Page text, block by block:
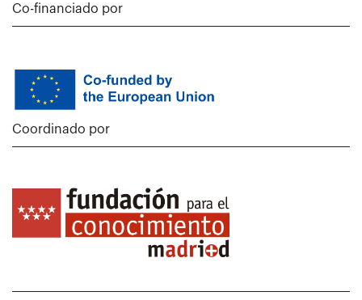
Co-financiado por
Coordinado por